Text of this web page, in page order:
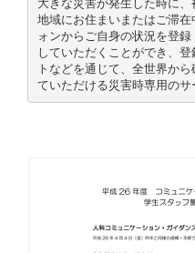
大きな災害が発生した時に、
地域にお住まいまたはご滞
ォンからご自身の状況を登録
していただくことができ、
トなどを通じて、全世界から